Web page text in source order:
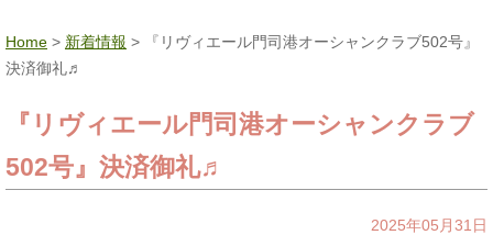
Home > 新着情報 >
『リヴィエール門司港オーシャンクラブ502号』
決済御礼♬
『リヴィエール門司港オーシャンクラブ
502号』決済御礼♬
2025年05月31日